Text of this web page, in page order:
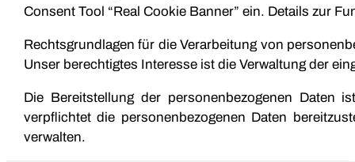
Consent Tool “Real Cookie Banner” ein. Details zur
Rechtsgrundlagen für die Verarbeitung von
Unser berechtigtes Interesse ist die Verwaltung der
Die Bereitstellung der personenbezogenen Daten
verpflichtet die personenbezogenen Daten
verwalten.